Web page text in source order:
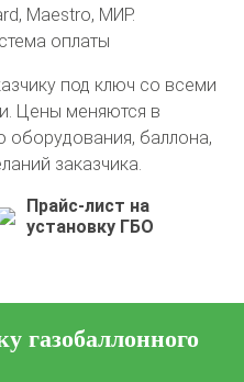
Maestro, МИР.
оплаты
под ключ со всеми
Цены меняются в
оборудования, баллона,
заказчика.
Прайс-лист на
установку ГБО
газобаллонного